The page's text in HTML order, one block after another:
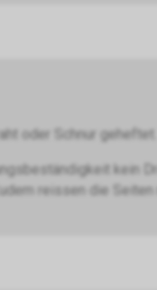
oder Schnur geheftet.
kein
reissen die Seiten